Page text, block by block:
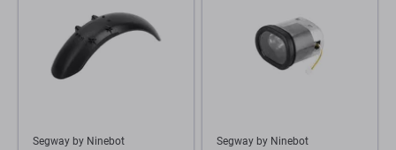
Segway by Ninebot
Segway by Ninebot